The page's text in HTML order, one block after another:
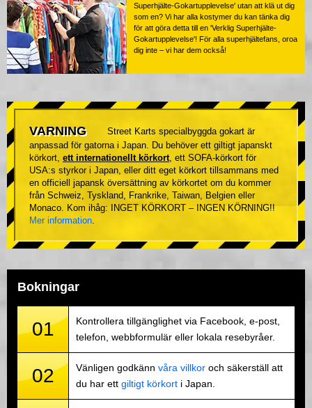
Superhjälte-Gokartupplevelse' utan att klä ut dig
som en? Vi har alla kostymer du kan tänka dig
för att göra detta till en 'Verklig Superhjälte-
Gokartupplevelse'! För alla superhjältefans, oroa
dig inte – vi har dem också!
VARNING
Street Karts specialbyggda gokart är
anpassad för gatorna i Japan. Du behöver ett giltigt japanskt
körkort, ett internationellt körkort, ett SOFA-körkort för
USA:s styrkor i Japan, eller ditt eget körkort tillsammans med
en officiell japansk översättning av körkortet om du kommer
från Schweiz, Tyskland, Frankrike, Taiwan, Belgien eller
Monaco. Kom ihåg: INGET KÖRKORT – INGEN KÖRNING!!
Mer information.
Bokningar
01
Kontrollera tillgänglighet via Facebook, e-post,
telefon, webbformulär eller lokala resebyråer.
02 Vänligen godkänn våra villkor och säkerställ att
du har ett giltigt körkort i Japan.